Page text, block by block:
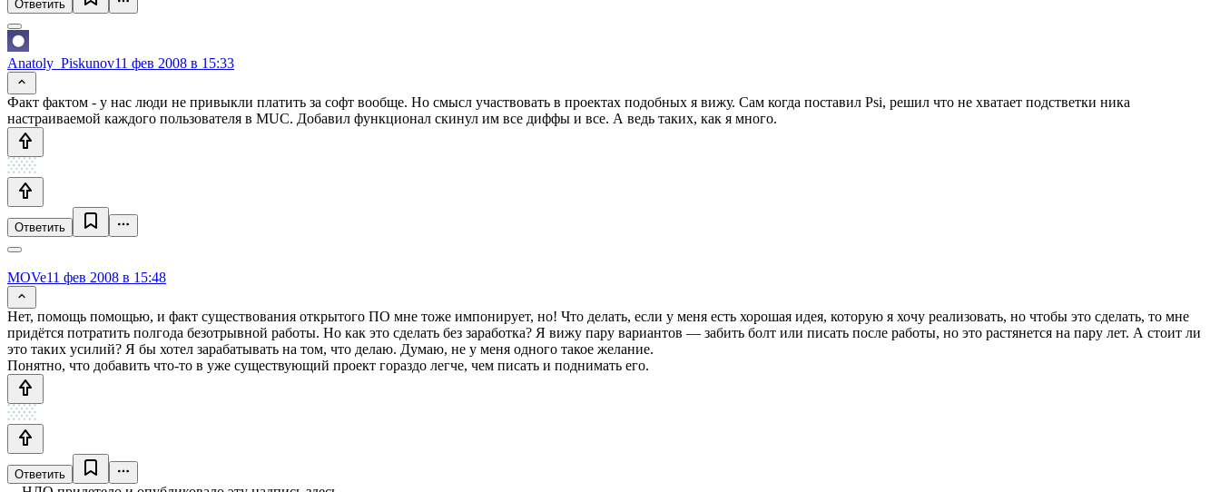
Ответить
Anatoly_Piskunov11 фев 2008 в 15:33
Факт фактом - у нас люди не привыкли платить за софт вообще. Но смысл участвовать в проектах подобных я вижу. Сам когда поставил Psi, решил что не хватает подстветки ника
настраиваемой каждого пользователя в MUC. Добавил функционал скинул им все диффы и все. А ведь таких, как я много.
Ответить
MOVe11 фев 2008 в 15:48
Нет, помощь помощью, и факт существования открытого ПО мне тоже импонирует, но! Что делать, если у меня есть хорошая идея, которую я хочу реализовать, но чтобы это сделать, то мне
придётся потратить полгода безотрывной работы. Но как это сделать без заработка? Я вижу пару вариантов — забить болт или писать после работы, но это растянется на пару лет. А стоит ли
это таких усилий? Я бы хотел зарабатывать на том, что делаю. Думаю, не у меня одного такое желание.
Понятно, что добавить что-то в уже существующий проект гораздо легче, чем писать и поднимать его.
Ответить